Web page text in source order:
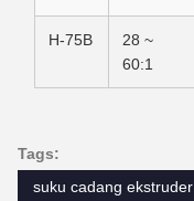
H-75B
28 ~
60:1
Tags:
suku cadang ekstruder